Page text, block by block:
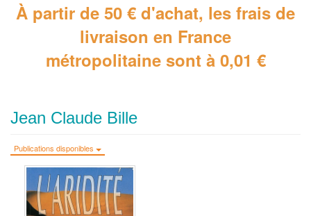
À partir de 50 € d'achat, les frais de
livraison en France
métropolitainesont à 0,01 €
Jean Claude Bille
Publications disponibles